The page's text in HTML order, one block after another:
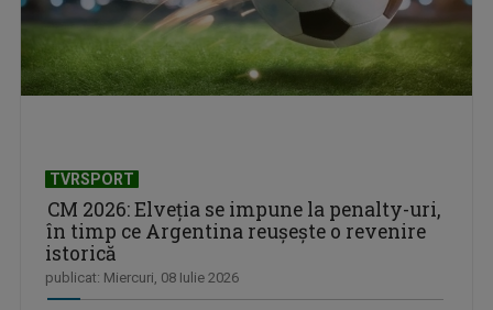
TVRSPORT
CM 2026: Elveția se impune la penalty-uri,
în timp ce Argentina reușește o revenire
istorică
publicat: Miercuri, 08 Iulie 2026